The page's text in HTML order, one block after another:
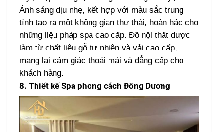
Ánh sáng dịu nhẹ, kết hợp với màu sắc trung
tính tạo ra một không gian thư thái, hoàn hảo cho
những liệu pháp spa cao cấp. Đồ nội thất được
làm từ chất liệu gỗ tự nhiên và vải cao cấp,
mang lại cảm giác thoải mái và đẳng cấp cho
khách hàng.
8. Thiết kế Spa phong cách Đông Dương